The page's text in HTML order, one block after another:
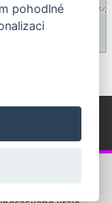
(Cookies)
pohodlné